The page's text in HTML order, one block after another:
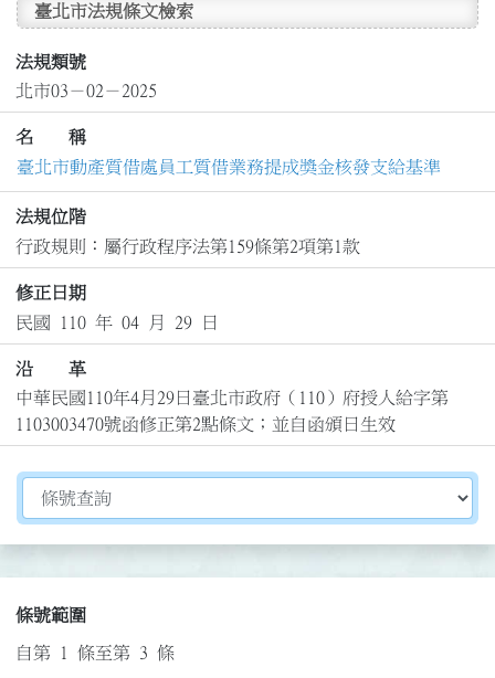
臺北市法規條文檢索
法規類號
北市03－02－2025
名 稱
臺北市動產質借處員工質借業務提成獎金核發支給基準
法規位階
行政規則：屬行政程序法第159條第2項第1款
修正日期
民國 110 年 04 月 29 日
沿 革
中華民國110年4月29日臺北市政府（110）府授人給字第
1103003470號函修正第2點條文；並自函頒日生效
切換選擇法規資訊內容
條號範圍
自第 1 條至第 3 條